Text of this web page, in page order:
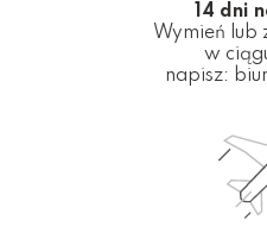
14 dni
Wymień
w
napisz: